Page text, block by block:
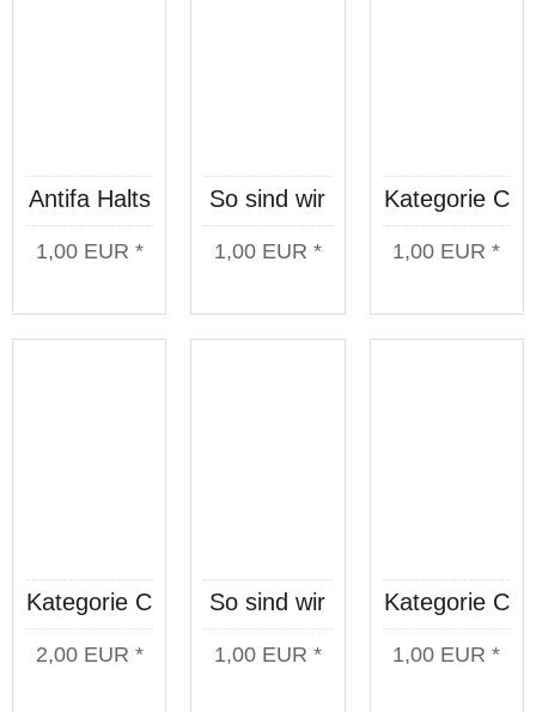
Antifa Halts
Maul
orange
10 Stück
1,00 EUR *
So sind wir
orange
Aufkleberset
1,00 EUR *
Kategorie C
Gott mit
uns
10 Stück
1,00 EUR *
Kategorie C
Wir
brennen
2,00 EUR *
So sind wir
Aufkleber-
Bogen 10
1,00 EUR *
Kategorie C
QR-Code
Aufkleberset
1,00 EUR *